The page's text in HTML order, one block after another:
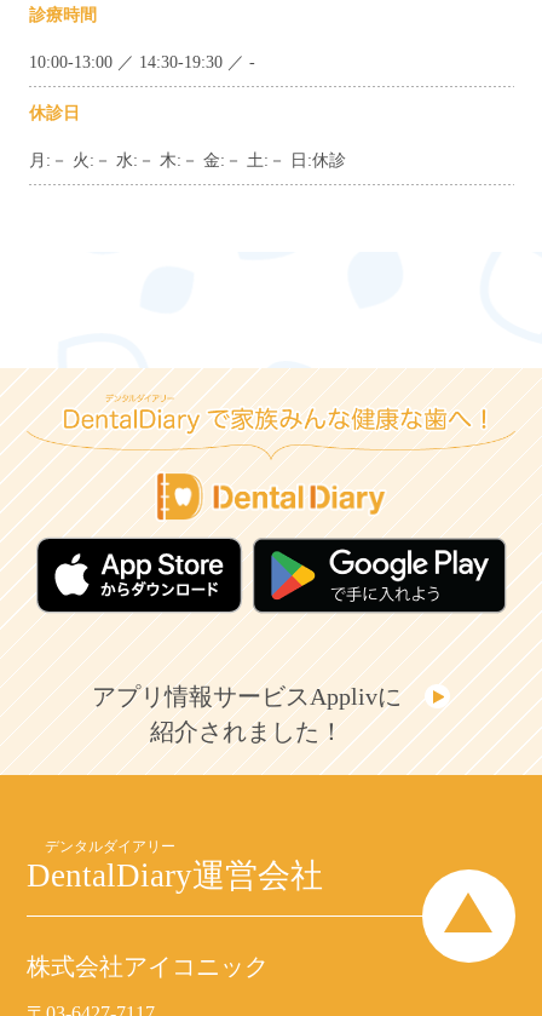
診療時間
10:00-13:00 ／ 14:30-19:30 ／ -
休診日
月:－ 火:－ 水:－ 木:－ 金:－ 土:－ 日:休診
アプリ情報サービスApplivに
紹介されました！
DentalDiary運営会社
株式会社アイコニック